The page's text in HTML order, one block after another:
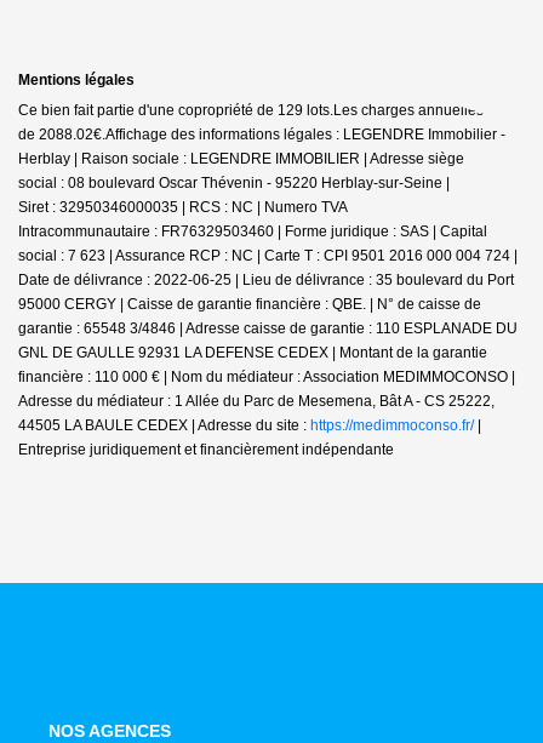
Mentions légales
Ce bien fait partie d'une copropriété de 129 lots.Les charges annuelles sont
de 2088.02€. Affichage des informations légales : LEGENDRE Immobilier -
Herblay | Raison sociale : LEGENDRE IMMOBILIER | Adresse siège
social : 08 boulevard Oscar Thévenin - 95220 Herblay-sur-Seine |
Siret : 32950346000035 | RCS : NC | Numero TVA
Intracommunautaire : FR76329503460 | Forme juridique : SAS | Capital
social : 7 623 | Assurance RCP : NC | Carte T : CPI 9501 2016 000 004 724 |
Date de délivrance : 2022-06-25 | Lieu de délivrance : 35 boulevard du Port
95000 CERGY | Caisse de garantie financière : QBE. | N° de caisse de
garantie : 65548 3/4846 | Adresse caisse de garantie : 110 ESPLANADE DU
GNL DE GAULLE 92931 LA DEFENSE CEDEX | Montant de la garantie
financière : 110 000 € | Nom du médiateur : Association MEDIMMOCONSO |
Adresse du médiateur : 1 Allée du Parc de Mesemena, Bât A - CS 25222,
44505 LA BAULE CEDEX | Adresse du site : https://medimmoconso.fr/|
Entreprise juridiquement et financièrement indépendante
NOS AGENCES